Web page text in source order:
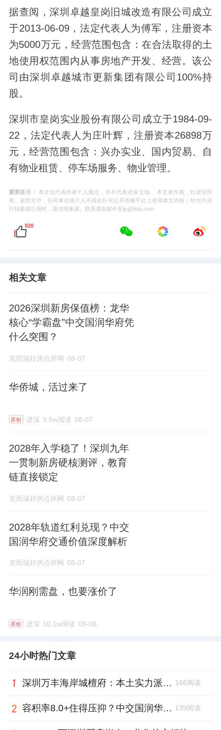
据查阅，深圳卓越皇岗旧城改造有限公司成立
于2013-06-09，法定代表人为傅军，注册资本
为5000万元，经营范围包含：在合法取得的土
地使用权范围内从事房地产开发、经营。该公
司由深圳卓越城市更新集团有限公司100%持
股。
深圳市皇岗实业股份有限公司成立于1984-09-
22，法定代表人为庄叶辉，注册资本26898万
元，经营范围包含：兴办实业、国内贸易、自
有物业租赁、停车场服务、物业管理。
重要提示：
本文仅代表作者个人观点，并不代表进深立场。 本文著作权，归进深所
有。未经允许，任何单位或个人不得在任何公开传播平台上使用本文内容；经允许进
行转载或引用时，请注明来源。联系请发邮件至ljcj@leju.com
920
相关文章
2026深圳新房保值榜：龙华
核心“学霸盘”中交国润华府凭
什么突围？
克而瑞好房点评网 08-07
华侨城，活过来了
原创 进深 9.6w阅读 08-07
2028年入学稳了！深圳九年
一贯制新房硬核测评，教育
链直接锁定
克而瑞好房点评网 08-07
2028年轨道红利兑现？中交
国润华府交通价值深度解析
克而瑞好房点评网 08-07
华润刚需盘，也要涨价了
原创 进深 10.1w阅读 08-06
24小时热门文章
深圳万丰海岸城檀府：本土实力派开发商，如何以口碑与兑现力领跑宝安改善市场？ 166阅读
容积率8.0+住得压抑？中交国润华府用“高得房率”与“核心配套”重新定义舒适 139阅读